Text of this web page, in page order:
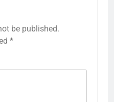
be published.
*